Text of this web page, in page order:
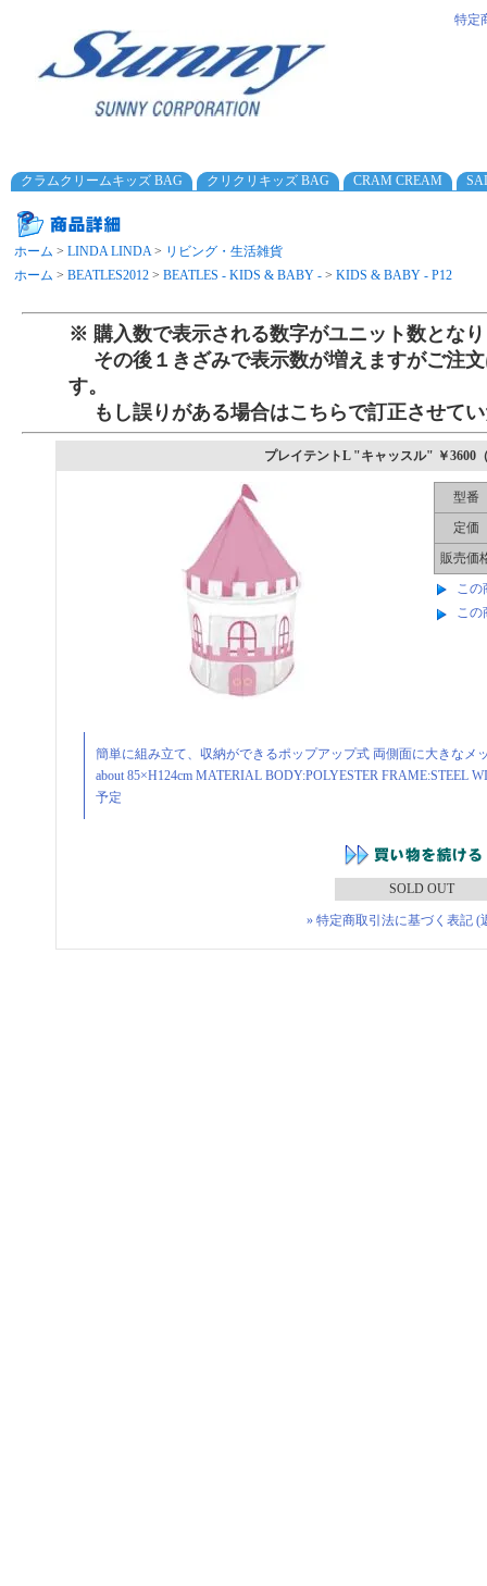
特定
クラムクリームキッズ BAG クリクリキッズ BAG CRAM CREAM
ホーム > LINDA LINDA> リビング・生活雑貨
ホーム > BEATLES2012 > BEATLES - KIDS & BABY - > KIDS & BABY - P12
※ 購入数で表示される数字がユニット数とな
その後１きざみで表示数が増えますがご注
す。
もし誤りがある場合はこちらで訂正させて
プレイテントL "キャッスル" ￥3600
型番
定価
販売価
この
この
簡単に組み立て、収納ができるポップアップ式 両側面に大きなメ
about 85×H124cm MATERIAL BODY:POLYESTER FRAME:STEEL
予定
SOLD OUT
» 特定商取引法に基づく表記 (